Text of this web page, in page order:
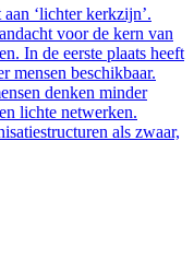
‘lichter kerkzijn’.
voor de kern van
In de eerste plaats heeft
mensen beschikbaar.
denken minder
lichte netwerken.
als zwaar,